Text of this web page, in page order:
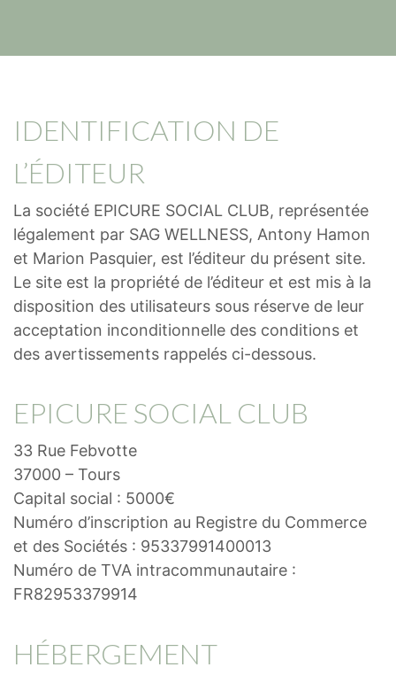
IDENTIFICATION DE
L’ÉDITEUR
La société EPICURE SOCIAL CLUB, représentée
légalement par SAG WELLNESS, Antony Hamon
et Marion Pasquier, est l’éditeur du présent site.
Le site est la propriété de l’éditeur et est mis à la
disposition des utilisateurs sous réserve de leur
acceptation inconditionnelle des conditions et
des avertissements rappelés ci-dessous.
EPICURE SOCIAL CLUB
33 Rue Febvotte
37000 – Tours
Capital social : 5000€
Numéro d’inscription au Registre du Commerce
et des Sociétés : 95337991400013
Numéro de TVA intracommunautaire :
FR82953379914
HÉBERGEMENT